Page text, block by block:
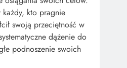
kto pragnie
swoją przeciętność w
dążenie do
podnoszenie swoich